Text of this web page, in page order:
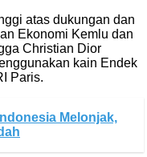
atas dukungan dan
Ekonomi Kemlu dan
Christian Dior
kain Endek
Paris.
Melonjak,